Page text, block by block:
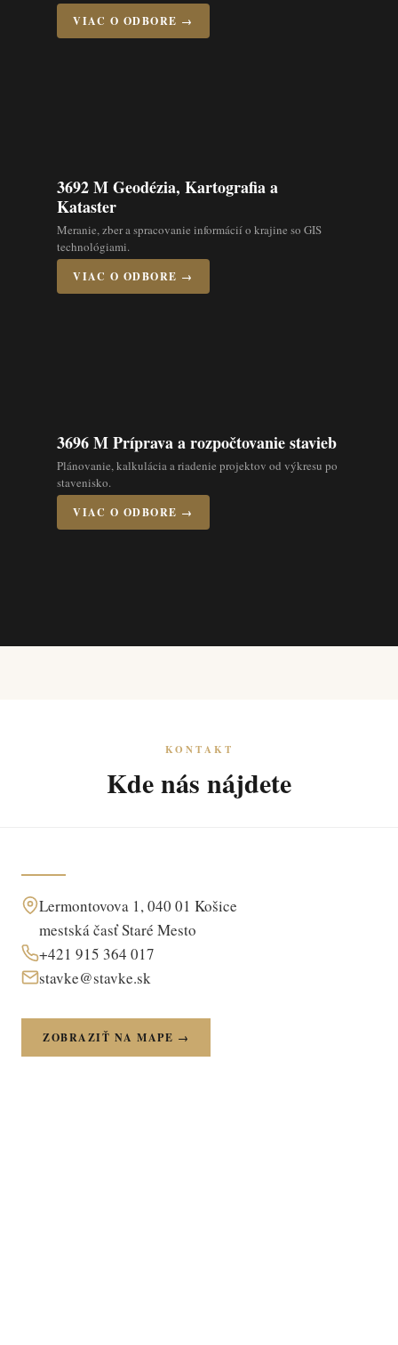
VIAC O ODBORE →
3692 M Geodézia, Kartografia a
Kataster
Meranie, zber a spracovanie informácií o krajine so GIS
technológiami.
VIAC O ODBORE →
3696 M Príprava a rozpočtovanie stavieb
Plánovanie, kalkulácia a riadenie projektov od výkresu po
stavenisko.
VIAC O ODBORE →
KONTAKT
Kde nás nájdete
Lermontovova 1, 040 01 Košice
mestská časť Staré Mesto
+421 915 364 017
stavke@stavke.sk
ZOBRAZIŤ NA MAPE →